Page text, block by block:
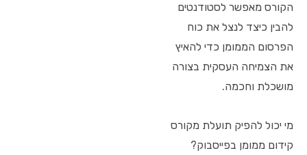
הקורס מאפשר לסטודנטים
להבין כיצד לנצל את כוח
הפרסום הממומן כדי להאיץ
את הצמיחה העסקית בצורה
מושכלת וחכמה.
מי יכול להפיק תועלת מקורס
קידום ממומן בפייסבוק?